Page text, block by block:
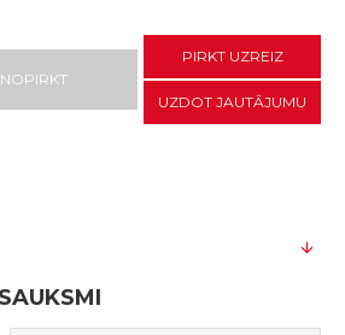
NOPIRKT
PIRKT UZREIZ
UZDOT JAUTĀJUMU